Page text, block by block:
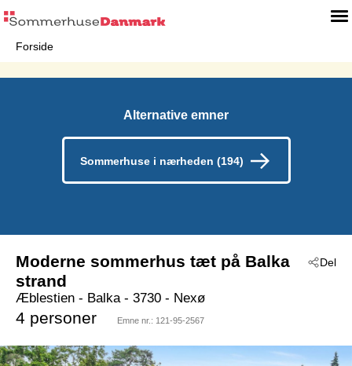
Forside
Alternative emner
Sommerhuse i nærheden (194)
Del
Moderne sommerhus tæt på Balka
strand
Æblestien - Balka - 3730 - Nexø
4 personer Emne nr.: 121-95-2567